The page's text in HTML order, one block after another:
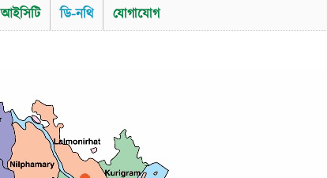
আইসিটি ডি-নথি যোগাযোগ